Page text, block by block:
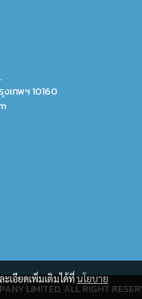
เทพฯ 10160
LIMITED, ALL RIGHT
เอียดเพิ่มเติมได้ที่นโยบาย